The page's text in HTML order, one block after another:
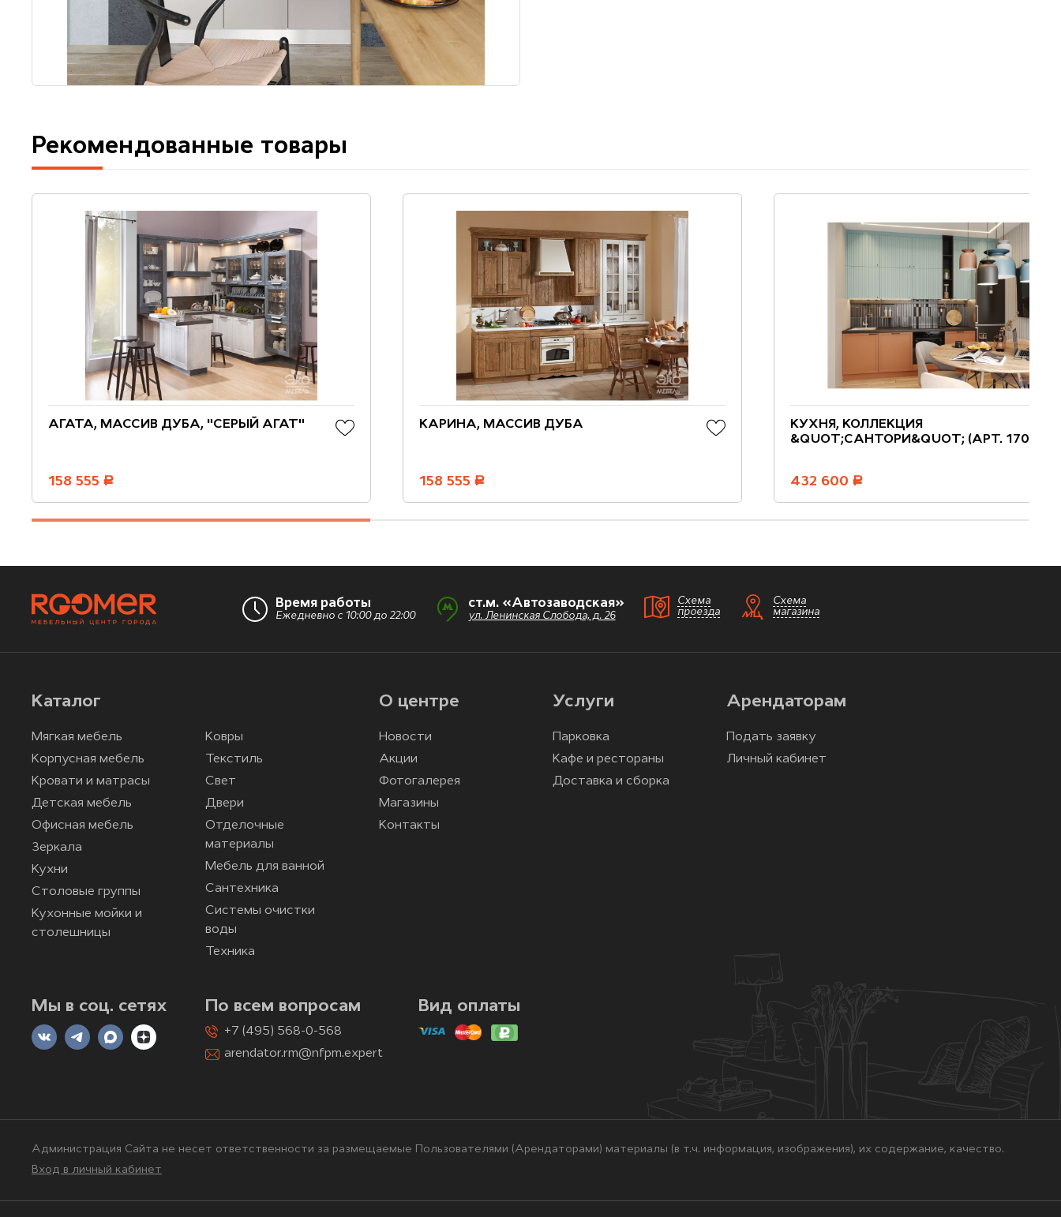
Рекомендованные товары
АГАТА, МАССИВ ДУБА, "СЕРЫЙ АГАТ"
158 555 руб.
КАРИНА, МАССИВ ДУБА
158 555 руб.
КУХНЯ, КОЛЛЕКЦИЯ
&QUOT;САНТОРИ&QUOT; (АРТ. 170)
432 600 руб.
Время работы
Ежедневно с 10:00 до 22:00
ст.м. «Автозаводская»
ул. Ленинская Слобода, д. 26
Схема
проезда
Схема
магазина
Каталог
Мягкая мебель
Корпусная мебель
Кровати и матрасы
Детская мебель
Офисная мебель
Зеркала
Кухни
Столовые группы
Кухонные мойки и
столешницы
Ковры
Текстиль
Свет
Двери
Отделочные
материалы
Мебель для ванной
Сантехника
Системы очистки
воды
Техника
О центре
Новости
Акции
Фотогалерея
Магазины
Контакты
Услуги
Парковка
Кафе и рестораны
Доставка и сборка
Арендаторам
Подать заявку
Личный кабинет
Мы в соц. сетях По всем вопросам
+7 (495) 568-0-568
arendator.rm@nfpm.expert
Вид оплаты
Администрация Сайта не несет ответственности за размещаемые Пользователями (Арендаторами) материалы (в т.ч. информация, изображения), их содержание, качество.
Вход в личный кабинет